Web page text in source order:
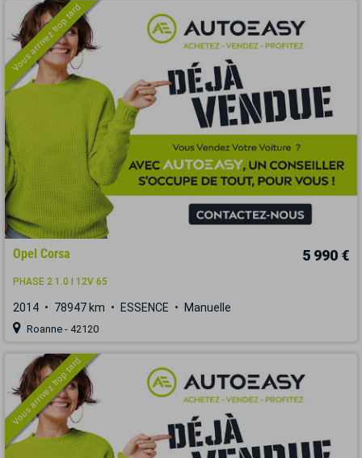
Vous arrivez trop tard
Opel Corsa 5 990 €
PHASE 2 1.0 I 12V 65
2014 78947 km ESSENCE Manuelle
Roanne - 42120
Vous arrivez trop tard